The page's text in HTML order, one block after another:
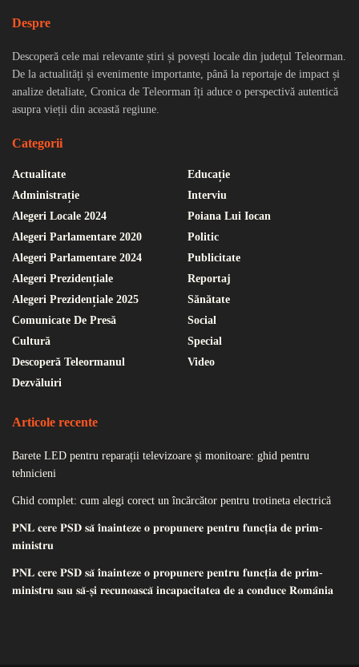
Despre
Descoperă cele mai relevante știri și povești locale din județul Teleorman.
De la actualități și evenimente importante, până la reportaje de impact și
analize detaliate, Cronica de Teleorman îți aduce o perspectivă autentică
asupra vieții din această regiune.
Categorii
Actualitate
Administrație
Alegeri Locale 2024
Alegeri Parlamentare 2020
Alegeri Parlamentare 2024
Alegeri Prezidențiale
Alegeri Prezidențiale 2025
Comunicate De Presă
Cultură
Descoperă Teleormanul
Dezvăluiri
Educație
Interviu
Poiana Lui Iocan
Politic
Publicitate
Reportaj
Sănătate
Social
Special
Video
Articole recente
Barete LED pentru reparații televizoare și monitoare: ghid pentru
tehnicieni
Ghid complet: cum alegi corect un încărcător pentru trotineta electrică
𝐏𝐍𝐋 𝐜𝐞𝐫𝐞 𝐏𝐒𝐃 𝐬𝐚̆ 𝐢̂𝐧𝐚𝐢𝐧𝐭𝐞𝐳𝐞 𝐨 𝐩𝐫𝐨𝐩𝐮𝐧𝐞𝐫𝐞 𝐩𝐞𝐧𝐭𝐫𝐮 𝐟𝐮𝐧𝐜𝐭̦𝐢𝐚 𝐝𝐞 𝐩𝐫𝐢𝐦-
𝐦𝐢𝐧𝐢𝐬𝐭𝐫𝐮
𝐏𝐍𝐋 𝐜𝐞𝐫𝐞 𝐏𝐒𝐃 𝐬𝐚̆ 𝐢̂𝐧𝐚𝐢𝐧𝐭𝐞𝐳𝐞 𝐨 𝐩𝐫𝐨𝐩𝐮𝐧𝐞𝐫𝐞 𝐩𝐞𝐧𝐭𝐫𝐮 𝐟𝐮𝐧𝐜𝐭̦𝐢𝐚 𝐝𝐞 𝐩𝐫𝐢𝐦-
𝐦𝐢𝐧𝐢𝐬𝐭𝐫𝐮 𝐬𝐚𝐮 𝐬𝐚̆-𝐬̦𝐢 𝐫𝐞𝐜𝐮𝐧𝐨𝐚𝐬𝐜𝐚̆ 𝐢𝐧𝐜𝐚𝐩𝐚𝐜𝐢𝐭𝐚𝐭𝐞𝐚 𝐝𝐞 𝐚 𝐜𝐨𝐧𝐝𝐮𝐜𝐞 𝐑𝐨𝐦𝐚̂𝐧𝐢𝐚